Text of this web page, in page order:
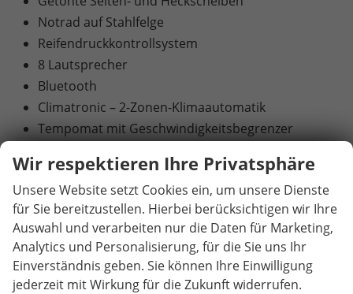
Notrad auf Stahlfelge
Reifendruckkontrollsystem
8 Lautsprecher
Bluetooth
Climatronic – 2-Zonen-Klimaautomatik
Tempomat mit Geschwindigkeitsbegrenzer
Manuell einstellbare Lendenwirbelstützen vorne
Elektrische Fensterheber vorne und hinten
Einparkhilfe hinten
Beheizbare Vordersitze
Brillenfach
Regenschirm
Wir respektieren Ihre Privatsphäre
Unsere Website setzt Cookies ein, um unsere Dienste
für Sie bereitzustellen. Hierbei berücksichtigen wir Ihre
Auswahl und verarbeiten nur die Daten für Marketing,
Analytics und Personalisierung, für die Sie uns Ihr
Einverständnis geben. Sie können Ihre Einwilligung
jederzeit mit Wirkung für die Zukunft widerrufen.